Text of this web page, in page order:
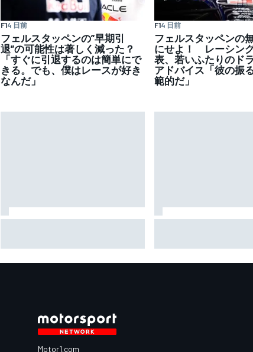
F14 日前
フェルスタッペンの”早期引
退”の可能性は著しく減った？
「すぐに引退するのは簡単にで
きる。でも、僕はレースが好き
なんだ」
F14 日前
フェルスタッペンの
にせよ！ レーシン
表、若いふたりのド
アドバイス「彼の振
範的だ」
藍は7番手｜MotoGPイギリスFP1
を証明できた」
Motor1.com